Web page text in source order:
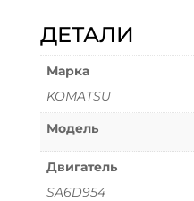
ДЕТАЛИ
Марка
KOMATSU
Модель
Двигатель
SA6D954